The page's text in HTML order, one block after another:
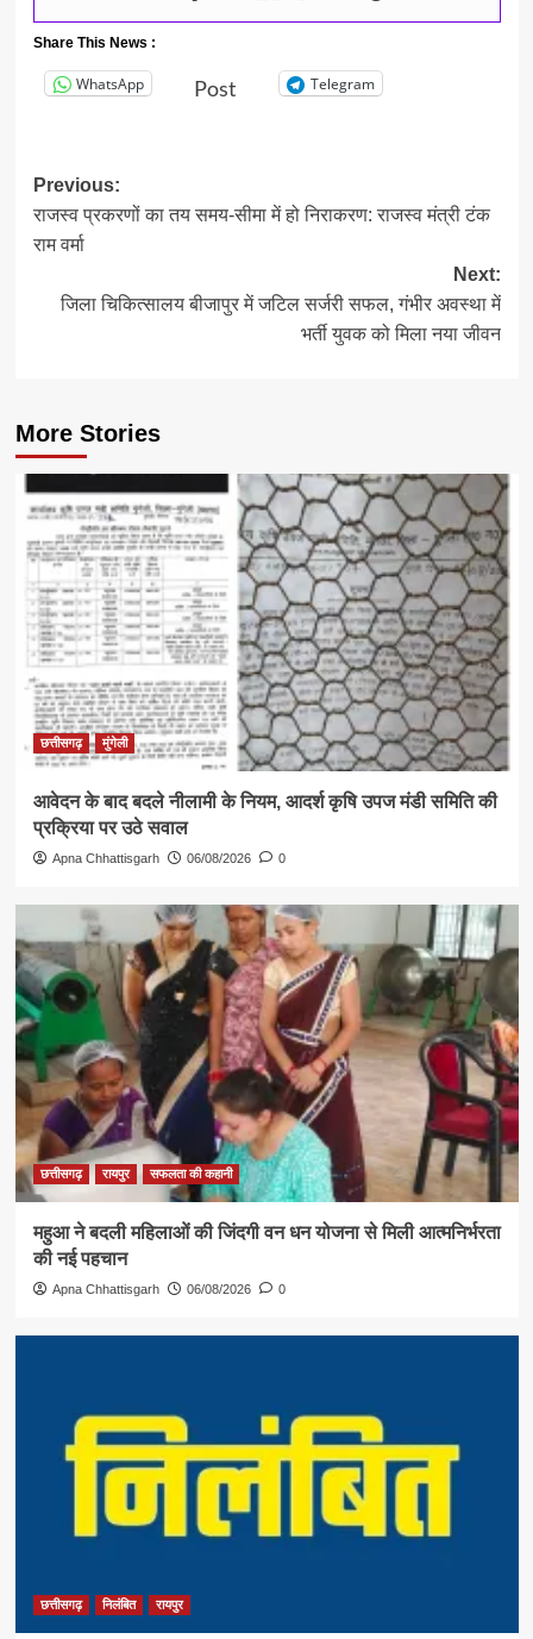
Share This News :
WhatsApp Post Telegram
Post
navigation
Previous:
राजस्व प्रकरणों का तय समय-सीमा में हो निराकरण: राजस्व मंत्री टंक
राम वर्मा
Next:
जिला चिकित्सालय बीजापुर में जटिल सर्जरी सफल, गंभीर अवस्था में
भर्ती युवक को मिला नया जीवन
More Stories
छत्तीसगढ़ मुंगेली
आवेदन के बाद बदले नीलामी के नियम, आदर्श कृषि उपज मंडी समिति की
प्रक्रिया पर उठे सवाल
Apna Chhattisgarh 06/08/2026 0
छत्तीसगढ़ रायपुर सफलता की कहानी
महुआ ने बदली महिलाओं की जिंदगी वन धन योजना से मिली आत्मनिर्भरता
की नई पहचान
Apna Chhattisgarh 06/08/2026 0
छत्तीसगढ़ निलंबित रायपुर